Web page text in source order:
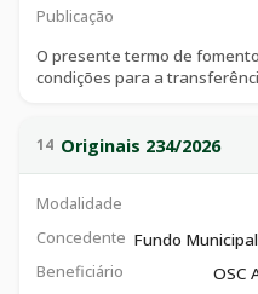
Publicação
O presente termo de
condições para a
escola allan kardec, da
contratação de mão de
14 Originais 234/2026
Modalidade
Concedente Fundo
Beneficiário OSC